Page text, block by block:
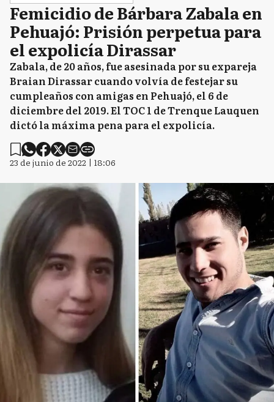
Femicidio de Bárbara Zabala en
Pehuajó: Prisión perpetua para
el expolicía Dirassar
Zabala, de 20 años, fue asesinada por su expareja
Braian Dirassar cuando volvía de festejar su
cumpleaños con amigas en Pehuajó, el 6 de
diciembre del 2019. El TOC 1 de Trenque Lauquen
dictó la máxima pena para el expolicía.
23 de junio de 2022 | 18:06